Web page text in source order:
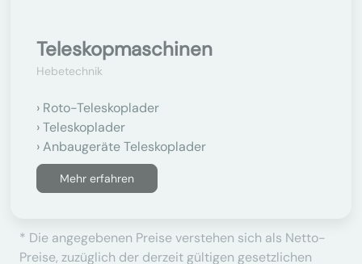
Teleskopmaschinen
Hebetechnik
Roto-Teleskoplader
Teleskoplader
Anbaugeräte Teleskoplader
Mehr erfahren
* Die angegebenen Preise verstehen sich als Netto-
Preise, zuzüglich der derzeit gültigen gesetzlichen